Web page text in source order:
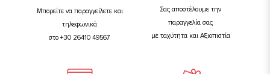
Μπορείτε να παραγγείλετε και
τηλεφωνικά
στο +30 26410 49567
Σας αποστέλουμε την
παραγγελία σας
με ταχύτητα και Αξιοπιστία